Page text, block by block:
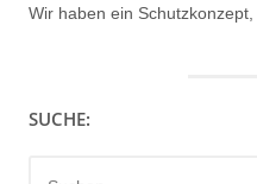
Wir haben ein
SUCHE: